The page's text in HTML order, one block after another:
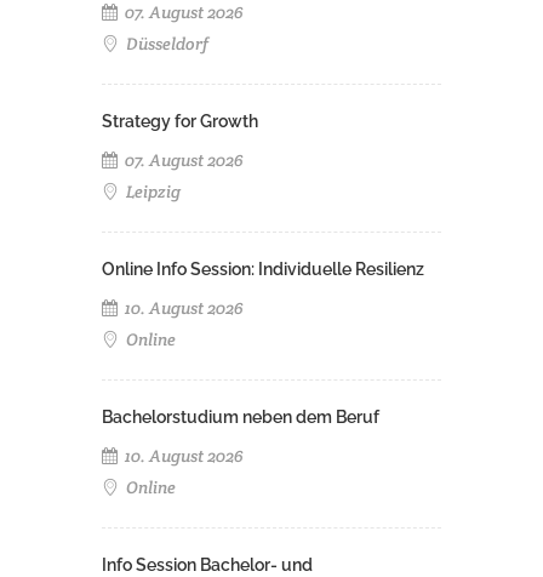
07. August 2026
Düsseldorf
Strategy for Growth
07. August 2026
Leipzig
Online Info Session: Individuelle Resilienz
10. August 2026
Online
Bachelorstudium neben dem Beruf
10. August 2026
Online
Info Session Bachelor- und